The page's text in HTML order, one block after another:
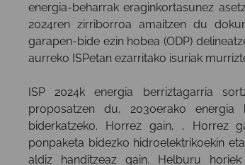
energia-beharrak eraginkortasunez
2024ren zirriborroa amaitzen du
garapen-bide ezin hobea (ODP)
aurreko ISPetan ezarritako isuriak
ISP 2024k energia berriztagarria
proposatzen du, 2030erako
biderkatzeko. Horrez gain, , Horrez
ponpaketa bidezko hidroelektrikoekin
aldiz handitzeaz gain. Helburu